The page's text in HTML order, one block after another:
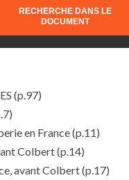
RECHERCHE DANS LE
DOCUMENT
(p.97)
en France(p.11)
Colbert(p.14)
avant Colbert(p.17)